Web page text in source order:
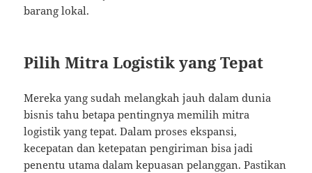
barang lokal.
Pilih Mitra Logistik yang Tepat
Mereka yang sudah melangkah jauh dalam dunia
bisnis tahu betapa pentingnya memilih mitra
logistik yang tepat. Dalam proses ekspansi,
kecepatan dan ketepatan pengiriman bisa jadi
penentu utama dalam kepuasan pelanggan. Pastikan